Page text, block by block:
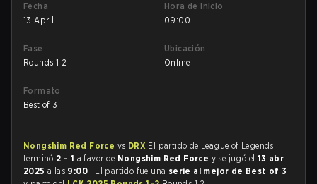
Fecha
13 April
Hora de inicio
09:00
Fase
Rounds 1-2
Ubicación
Online
Formato
Best of 3
Nongshim Red Force vs DRX El partido de League of Legends
terminó 2 - 1 a favor de Nongshim Red Force y se jugó el 13 abr
2025 a las 9:00 . El partido fue una serie al mejor de Best of 3